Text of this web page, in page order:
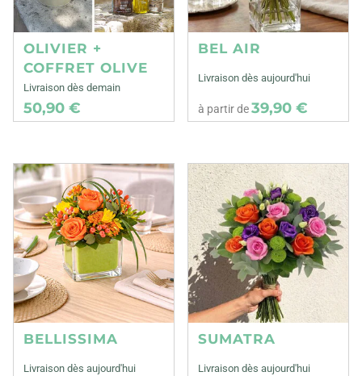
OLIVIER +
COFFRET OLIVE
Livraison dès demain
50,90 €
BEL AIR
Livraison dès aujourd'hui
à partir de39,90 €
BELLISSIMA
Livraison dès aujourd'hui
SUMATRA
Livraison dès aujourd'hui